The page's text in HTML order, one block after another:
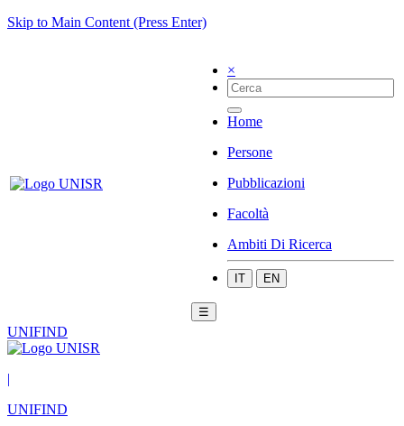
Skip to Main Content (Press Enter)
×
Home
Persone
Pubblicazioni
Facoltà
Ambiti Di Ricerca
IT EN
☰
UNIFIND
|
UNIFIND